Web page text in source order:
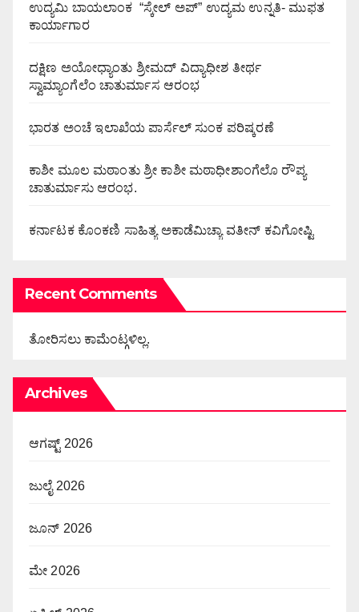
ಉದ್ಯಮಿ ಬಾಯಲಾಂಕ “ಸ್ಕೇಲ್ ಅಪ್” ಉದ್ಯಮ ಉನ್ನತಿ- ಮುಫತ
ಕಾರ್ಯಾಗಾರ
ದಕ್ಷಿಣ ಅಯೋಧ್ಯಾಂತು ಶ್ರೀಮದ್ ವಿದ್ಯಾಧೀಶ ತೀರ್ಥ
ಸ್ವಾಮ್ಯಾಂಗೆಲೆಂ ಚಾತುರ್ಮಾಸ ಆರಂಭ
ಭಾರತ ಅಂಚೆ ಇಲಾಖೆಯ ಪಾರ್ಸೆಲ್ ಸುಂಕ ಪರಿಷ್ಕರಣೆ
ಕಾಶೀ ಮೂಲ ಮಠಾಂತು ಶ್ರೀ ಕಾಶೀ ಮಠಾಧೀಶಾಂಗೆಲೊ ರೌಪ್ಯ
ಚಾತುರ್ಮಾಸು ಆರಂಭ.
ಕರ್ನಾಟಕ ಕೊಂಕಣಿ ಸಾಹಿತ್ಯ ಅಕಾಡೆಮಿಚ್ಯಾ ವತೀನ್ ಕವಿಗೋಷ್ಟಿ
Recent Comments
ತೋರಿಸಲು ಕಾಮೆಂಟ್ಗಳಿಲ್ಲ.
Archives
ಆಗಷ್ಟ್ 2026
ಜುಲೈ 2026
ಜೂನ್ 2026
ಮೇ 2026